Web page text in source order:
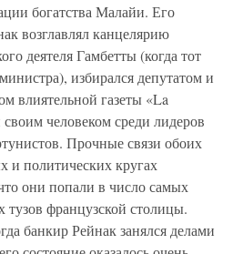
богатства Малайи. Его
возглавлял канцелярию
деятеля Гамбетты (когда тот
избирался депутатом и
влиятельной газеты «La
человеком среди лидеров
Прочные связи обоих
и политических кругах
они попали в число самых
французской столицы.
банкир Рейнак занялся делами